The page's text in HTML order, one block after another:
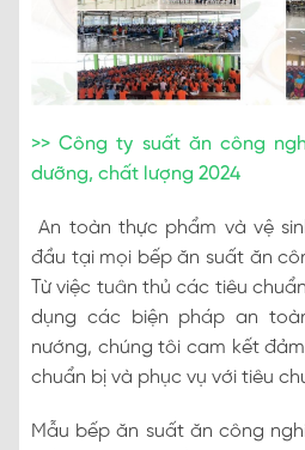
>> Công ty suất ăn công
dưỡng, chất lượng 2024
An toàn thực phẩm và vệ
đầu tại mọi bếp ăn suất ăn
Từ việc tuân thủ các tiêu
dụng các biện pháp an
nướng, chúng tôi cam kết
chuẩn bị và phục vụ với tiêu
Mẫu bếp ăn suất ăn công